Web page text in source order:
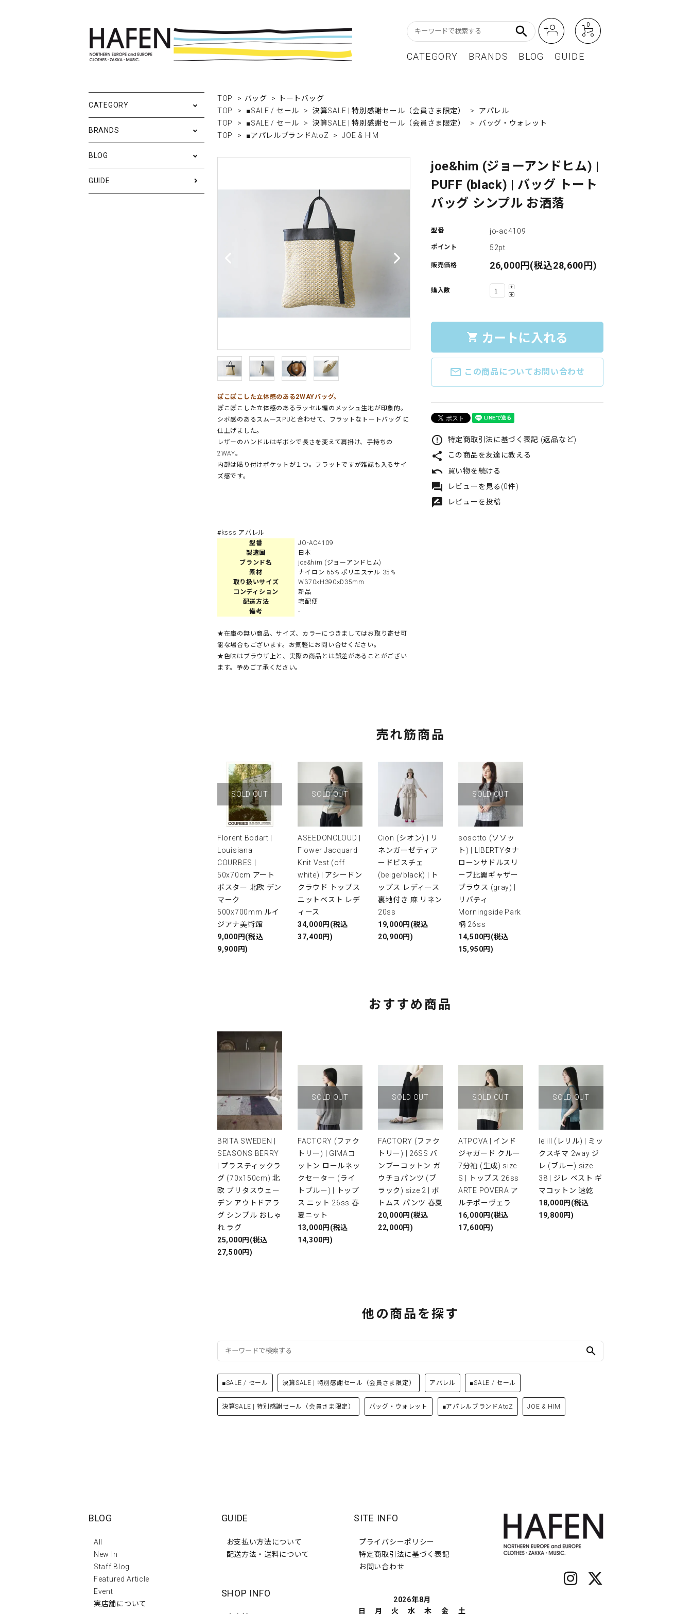
search 0
CATEGORY
ポスターフレーム
バッグ
ステーショナリー グリーティングカード
メンズファッション アクセサリー・小物 レコード・CD BEST SELLER / ベストセラー
RESTOCK / 再入荷 OUTLET / アウトレット
BRANDS
雑貨ブランドAtoZ
BLOG
New In
Event
GUIDE
TOP > バッグ >
トートバッグ
TOP
> ■SALE / セール > 決算SALE | 特別感謝セール（会員さま限定） >
アパレル
TOP
> ■SALE / セール > 決算SALE | 特別感謝セール（会員さま限定） >
バッグ・ウォレット
TOP
> ■アパレルブランドAtoZ > JOE & HIM
ぽこぽこした立体感のある2WAYバッグ。
ぽこぽこした立体感のあるラッセル編のメッシュ生地が印象的。
シボ感のあるスムースPUと合わせて、フラットなトートバッグ に
仕上げました。
レザーのハンドルはギボシで長さを変えて肩掛け、手持ちの
2WAY。
内部は貼り付けポケットが１つ。フラットですが雑誌も入るサイ
ズ感です。
#ksss アパレル
型番
JO-AC4109
製造国
日本
ブランド名
joe&him (ジョーアンドヒム)
素材
ナイロン 65% ポリエステル 35%
取り扱いサイズ
W370×H390×D35mm
コンディション
新品
配送方法
宅配便
備考
-
★在庫の無い商品、サイズ、カラーにつきましてはお取り寄せ可
能な場合もございます。お気軽にお問い合せください。
★色味はブラウザ上と、実際の商品とは誤差があることがござい
ます。予めご了承ください。
joe&him (ジョーアンドヒム) |
PUFF (black) | バッグ トート
バッグ シンプル お洒落
型番 jo-ac4109
ポイント 52pt
販売価格 26,000円(税込28,600円)
購入数
shopping_cart カートに入れる
mail_outline この商品についてお問い合わせ
error_outline 特定商取引法に基づく表記 (返品など)
share この商品を友達に教える
undo 買い物を続ける
forum レビューを見る(0件)
rate_review レビューを投稿
売れ筋商品
SOLD OUT
Florent Bodart |
Louisiana
COURBES |
50x70cm アート
ポスター 北欧 デン
マーク
500x700mm ルイ
ジアナ美術館
9,000円(税込
9,900円)
SOLD OUT
ASEEDONCLOUD |
Flower Jacquard
Knit Vest (off
white) | アシードン
クラウド トップス
ニットベスト レデ
ィース
34,000円(税込
37,400円)
Cion (シオン) | リ
ネンガーゼティア
ードビスチェ
(beige/black) | ト
ップス レディース
裏地付き 麻 リネン
20ss
19,000円(税込
20,900円)
SOLD OUT
sosotto (ソソッ
ト) | LIBERTYタナ
ローンサドルスリ
ーブ比翼ギャザー
ブラウス (gray) |
リバティ
Morningside Park
柄 26ss
14,500円(税込
15,950円)
おすすめ商品
BRITA SWEDEN |
SEASONS BERRY
| プラスティックラ
グ (70x150cm) 北
欧 ブリタスウェー
デン アウトドアラ
グ シンプル おしゃ
れ ラグ
25,000円(税込
27,500円)
SOLD OUT
FACTORY (ファク
トリー) | GIMAコ
ットン ロールネッ
クセーター (ライ
トブルー) | トップ
ス ニット 26ss 春
夏ニット
13,000円(税込
14,300円)
SOLD OUT
FACTORY (ファク
トリー) | 26SS バ
ンブーコットン ガ
ウチョパンツ (ブ
ラック) size 2 | ボ
トムス パンツ 春夏
20,000円(税込
22,000円)
SOLD OUT
ATPOVA | インド
ジャガード クルー
7分袖 (生成) size
S | トップス 26ss
ARTE POVERA ア
ルテポーヴェラ
16,000円(税込
17,600円)
SOLD OUT
lelill (レリル) | ミッ
クスギマ 2way ジ
レ (ブルー) size
38 | ジレ ベスト ギ
マコットン 速乾
18,000円(税込
19,800円)
他の商品を探す
search
■SALE / セール 決算SALE | 特別感謝セール（会員さま限定） アパレル ■SALE / セール
決算SALE | 特別感謝セール（会員さま限定） バッグ・ウォレット ■アパレルブランドAtoZ JOE & HIM
CATEGORY
BRANDS
BLOG
GUIDE
BLOG
All
New In
Staff Blog
Featured Article
Event
実店舗について
GUIDE
お支払い方法について
配送方法・送料について
SHOP INFO
SITE INFO
プライバシーポリシー
特定商取引法に基づく表記
お問い合わせ
2026年8月
日
月 火 水 木 金
土